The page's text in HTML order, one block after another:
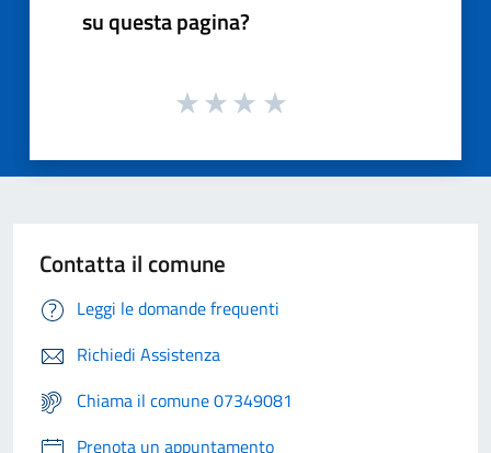
su questa pagina?
Contatta il comune
Leggi le domande frequenti
Richiedi Assistenza
Chiama il comune 07349081
Prenota un appuntamento